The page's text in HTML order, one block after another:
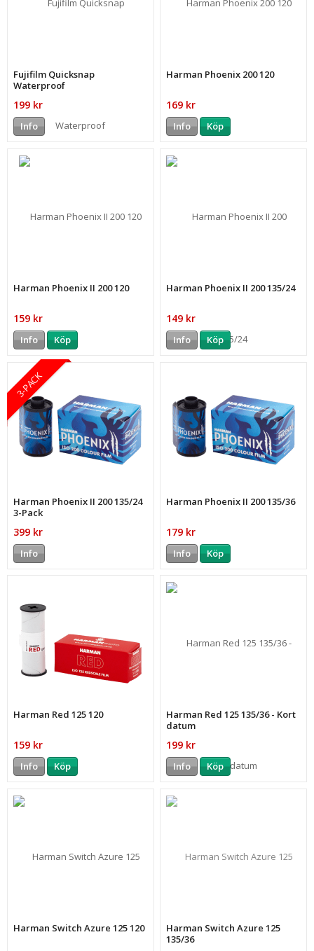
Fujifilm Quicksnap
Waterproof
199 kr
Info
Harman Phoenix 200 120
169 kr
Info Köp
Harman Phoenix II 200 120
159 kr
Info Köp
Harman Phoenix II 200 135/24
149 kr
Info Köp
3-PACK
Harman Phoenix II 200 135/24
3-Pack
399 kr
Info
Harman Phoenix II 200 135/36
179 kr
Info Köp
Harman Red 125 120
159 kr
Info Köp
Harman Red 125 135/36 - Kort
datum
199 kr
Info Köp
Harman Switch Azure 125 120
Harman Switch Azure 125
135/36